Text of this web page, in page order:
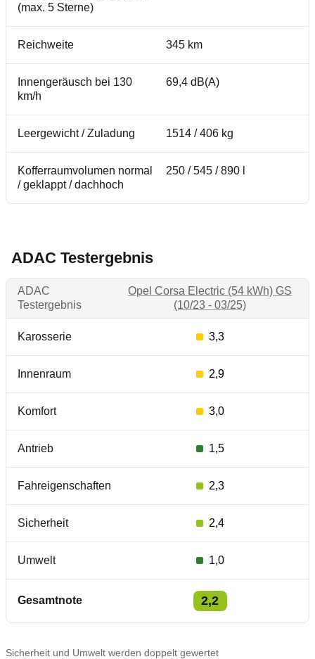
(max. 5 Sterne)
Reichweite 345 km
Innengeräusch bei 130
km/h
69,4 dB(A)
Leergewicht / Zuladung 1514 / 406 kg
Kofferraumvolumen normal
/ geklappt / dachhoch
250 / 545 / 890 l
ADAC Testergebnis
ADAC
Testergebnis
Opel Corsa Electric (54 kWh) GS
(10/23 - 03/25)
Karosserie 3,3
Innenraum 2,9
Komfort 3,0
Antrieb 1,5
Fahreigenschaften 2,3
Sicherheit 2,4
Umwelt 1,0
Gesamtnote 2,2
Sicherheit und Umwelt werden doppelt gewertet